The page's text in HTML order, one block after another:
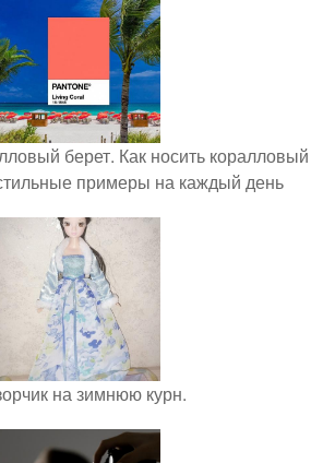
берет. Как носить коралловый
примеры на каждый день
на зимнюю курн.